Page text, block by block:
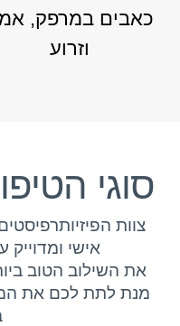
כאבים במרפק,
וזרוע
סוגי
צוות
אישי
את השילוב הטוב
מנת לתת לכם את